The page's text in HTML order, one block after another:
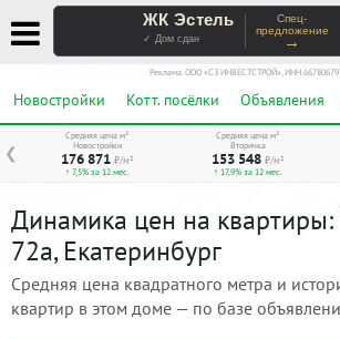
ЖК Эстель
✓ Дом сдан
Спец-
предложение
→
Реклама. ООО «СЗ ИНВЕСТСТРОЙ», ИНН
Новостройки Котт. посёлки Объявления
❮
Средняя цена м²
Новостройки
176 871 ₽/м²
↑ 7,5% за 12 мес.
Средняя цена м²
Вторичка
153 548 ₽/м²
↑ 17,9% за 12 мес.
Динамика цен на квартиры:
72а, Екатеринбург
Средняя цена квадратного метра и
квартир в этом доме — по базе